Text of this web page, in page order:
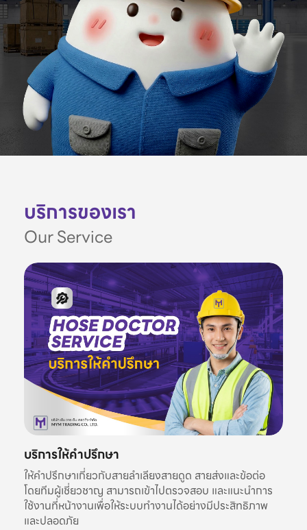
บริการของเรา
Our Service
บริการให้คำปรึกษา
ให้คำปรึกษาเกี่ยวกับสายลำเลียงสายดูด สายส่งและข้อต่อ
โดยทีมผู้เชี่ยวชาญ สามารถเข้าไปตรวจสอบ และแนะนำการ
ใช้งานที่หน้างานเพื่อให้ระบบทำงานได้อย่างมีประสิทธิภาพ
และปลอดภัย